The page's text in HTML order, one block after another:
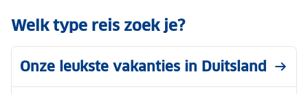
Welk type reis zoek je?
Onze leukste vakanties in Duitsland